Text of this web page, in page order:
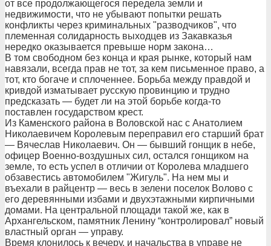
от все продолжающегося передела земли и
недвижимости, что не убывают попытки решать
конфликты через криминальных "разводчиков", что
племенная солидарность выходцев из Закавказья
нередко оказывается превыше норм закона…
В том свободном без конца и края рынке, который нам
навязали, всегда прав не тот, за кем письменное право, а
тот, кто богаче и сплоченнее. Борьба между правдой и
кривдой изматывает русскую провинцию и трудно
предсказать — будет ли на этой борьбе когда-то
поставлен государством крест.
Из Каменского района в Воловской нас с Анатолием
Николаевичем Королевым переправил его старший брат
— Вячеслав Николаевич. Он — бывший гонщик в небе,
офицер Военно-воздушных сил, остался гонщиком на
земле, то есть успел в отличии от Королева младшего
обзавестись автомобилем "Жигуль". На нем мы и
въехали в райцентр — весь в зелени поселок Волово с
его деревянными избами и двухэтажными кирпичными
домами. На центральной площади такой же, как в
Архангельском, памятник Ленину “контролировал” новый
властный орган — управу.
Время клонилось к вечеру, и начальства в управе не